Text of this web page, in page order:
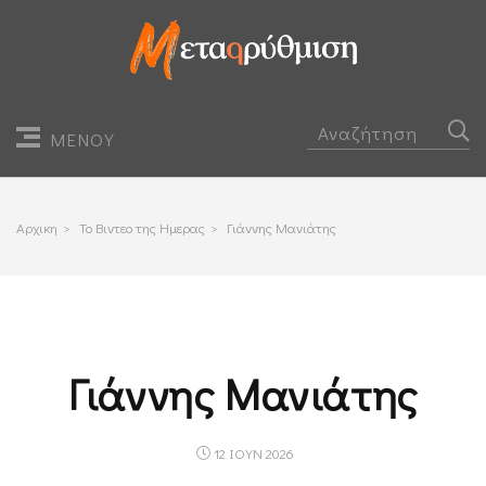
ΜΕΝΟΥ
Αρχικη > Το Βιντεο της Ημερας > Γιάννης Μανιάτης
Γιάννης Μανιάτης
12 ΙΟΥΝ 2026